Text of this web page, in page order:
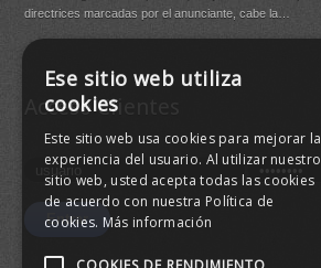
directrices marcadas por el anunciante, cabe la…
Acceso Clientes
Ese sitio web utiliza
cookies
Este sitio web usa cookies para mejorar la
experiencia del usuario. Al utilizar nuestro
sitio web, usted acepta todas las cookies
de acuerdo con nuestra Política de
cookies. Más información